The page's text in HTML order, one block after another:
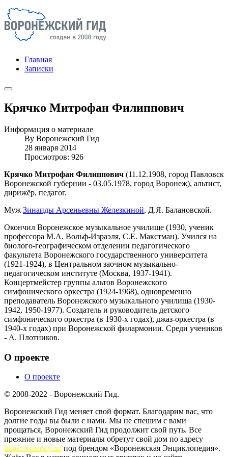
Главная
Записки
Крячко Митрофан Филиппович
Информация о материале
By Воронежский Гид
28 января 2014
Просмотров: 926
Крячко Митрофан Филиппович (11.12.1908, город Павловск
Воронежской губернии - 03.05.1978, город Воронеж), альтист,
дирижёр, педагог.
Муж Зинаиды Арсеньевны Железкиной, Д.Я. Балановской.
Окончил Воронежское музыкальное училище (1930, ученик
профессора М.А. Вольф-Израэля, С.Е. Макстман). Учился на
биолого-географическом отделении педагогического
факультета Воронежского государственного университета
(1921-1924), в Центральном заочном музыкально-
педагогическом институте (Москва, 1937-1941).
Концертмейстер группы альтов Воронежского
симфонического оркестра (1924-1968), одновременно
преподаватель Воронежского музыкального училища (1930-
1942, 1950-1977). Создатель и руководитель детского
симфонического оркестра (в 1930-х годах), джаз-оркестра (в
1940-х годах) при Воронежской филармонии. Среди учеников
- А. Плотников.
О проекте
О проекте
© 2008-2022 - Воронежский Гид.
Воронежский Гид меняет свой формат. Благодарим вас, что
долгие годы вы были с нами. Мы не спешим с вами
прощаться, Воронежский Гид продолжит свой путь. Все
прежние и новые материалы обретут свой дом по адресу
https://vrnency.ru/под брендом «Воронежская Энциклопедия».